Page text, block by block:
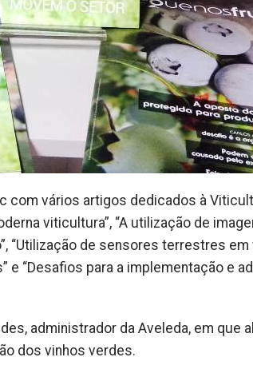
com vários artigos dedicados à
viticultura”, “A utilização de
“Utilização de sensores terrestres
e “Desafios para a implementação e
administrador da Aveleda, em que
dos vinhos verdes.